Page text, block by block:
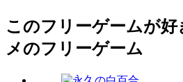
このフリーゲームが
メのフリーゲーム